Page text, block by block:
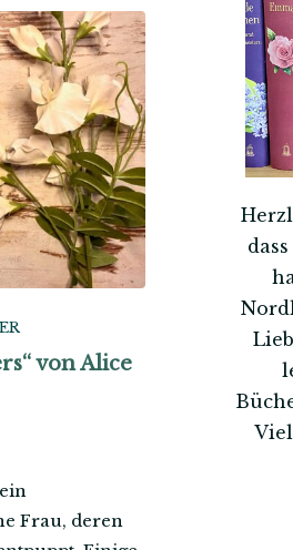
von Alice
Frau, deren